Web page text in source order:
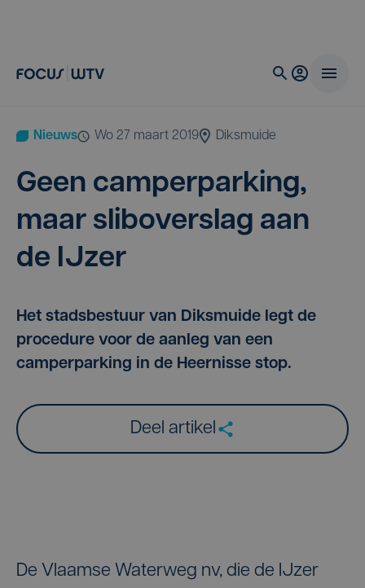
Nieuws wo 27 maart 2019 Diksmuide
Geen cam­per­par­king,
maar sli­bo­ver­slag aan
de IJzer
Het stadsbestuur van Diksmuide legt de
procedure voor de aanleg van een
camperparking in de Heernisse stop.
Deel artikel
De Vlaamse Waterweg nv, die de IJzer